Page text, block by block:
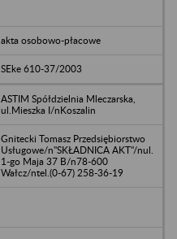
akta osobowo-płacowe
SEke 610-37/2003
ASTIM Spółdzielnia Mleczarska,
ul.Mieszka I/nKoszalin
Gnitecki Tomasz Przedsiębiorstwo
Usługowe/n"SKŁADNICA AKT"/nul.
1-go Maja 37 B/n78-600
Wałcz/ntel.(0-67) 258-36-19